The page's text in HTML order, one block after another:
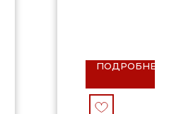
ПОДРОБНЕЕ